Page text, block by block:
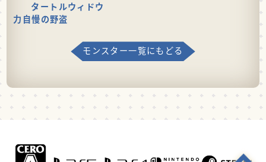
タートルウィドウ
力自慢の野盗
モンスター一覧にもどる